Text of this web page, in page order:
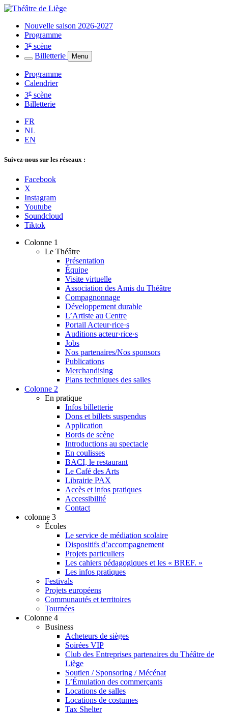
Nouvelle saison 2026-2027
Programme
3e scène
Billetterie
Menu
Programme
Calendrier
3e scène
Billetterie
FR
NL
EN
Suivez-nous sur les réseaux :
Facebook
X
Instagram
Youtube
Soundcloud
Tiktok
Colonne 1
Le Théâtre
Présentation
Équipe
Visite virtuelle
Association des Amis du Théâtre
Compagnonnage
Développement durable
L’Artiste au Centre
Portail Acteur·rice·s
Auditions acteur·rice·s
Jobs
Nos partenaires/Nos sponsors
Publications
Merchandising
Plans techniques des salles
Colonne 2
En pratique
Infos billetterie
Dons et billets suspendus
Application
Bords de scène
Introductions au spectacle
En coulisses
BACI, le restaurant
Le Café des Arts
Librairie PAX
Accès et infos pratiques
Accessibilité
Contact
colonne 3
Écoles
Le service de médiation scolaire
Dispositifs d’accompagnement
Projets particuliers
Les cahiers pédagogiques et les « BREF. »
Les infos pratiques
Festivals
Projets européens
Communautés et territoires
Tournées
Colonne 4
Business
Acheteurs de sièges
Soirées VIP
Club des Entreprises partenaires du Théâtre de
Liège
Soutien / Sponsoring / Mécénat
L’Émulation des commerçants
Locations de salles
Locations de costumes
Tax Shelter